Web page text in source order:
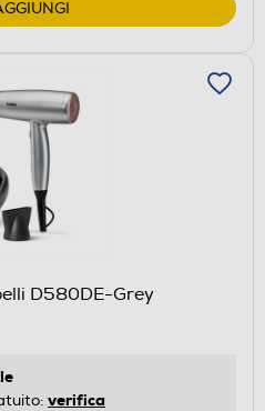
D580DE-Grey
verifica